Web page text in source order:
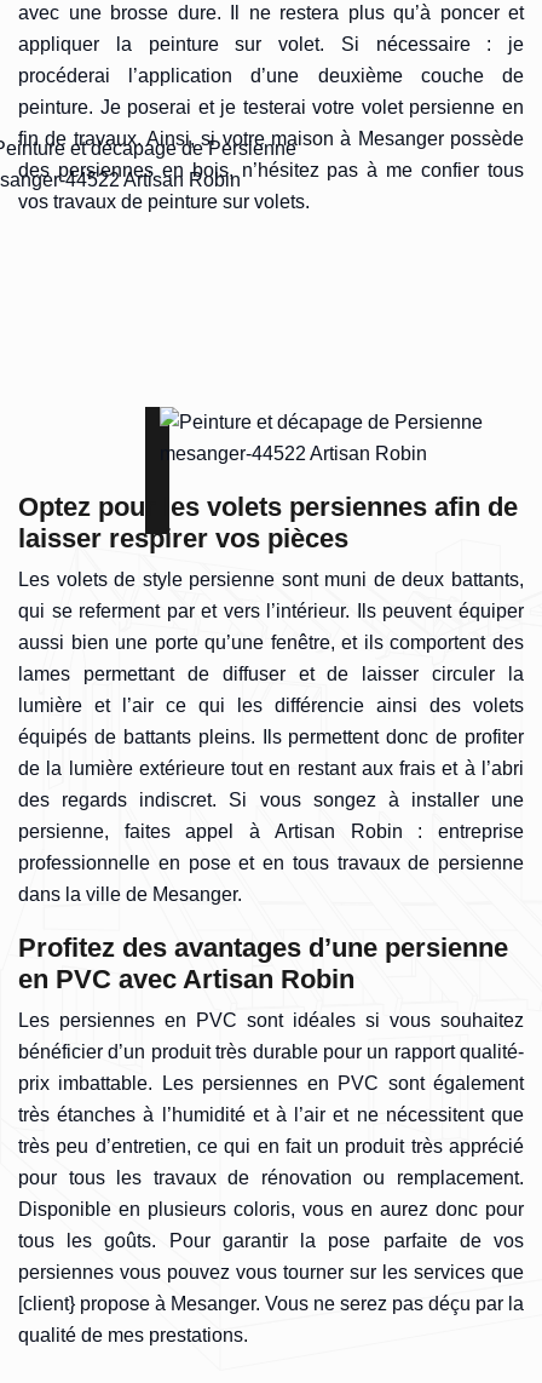
avec une brosse dure. Il ne restera plus qu’à poncer et
appliquer la peinture sur volet. Si nécessaire : je
procéderai l’application d’une deuxième couche de
peinture. Je poserai et je testerai votre volet persienne en
fin de travaux. Ainsi, si votre maison à Mesanger possède
des persiennes en bois, n’hésitez pas à me confier tous
vos travaux de peinture sur volets.
Optez pour les volets persiennes afin de
laisser respirer vos pièces
Les volets de style persienne sont muni de deux battants,
qui se referment par et vers l’intérieur. Ils peuvent équiper
aussi bien une porte qu’une fenêtre, et ils comportent des
lames permettant de diffuser et de laisser circuler la
lumière et l’air ce qui les différencie ainsi des volets
équipés de battants pleins. Ils permettent donc de profiter
de la lumière extérieure tout en restant aux frais et à l’abri
des regards indiscret. Si vous songez à installer une
persienne, faites appel à Artisan Robin : entreprise
professionnelle en pose et en tous travaux de persienne
dans la ville de Mesanger.
Profitez des avantages d’une persienne
en PVC avec Artisan Robin
Les persiennes en PVC sont idéales si vous souhaitez
bénéficier d’un produit très durable pour un rapport qualité-
prix imbattable. Les persiennes en PVC sont également
très étanches à l’humidité et à l’air et ne nécessitent que
très peu d’entretien, ce qui en fait un produit très apprécié
pour tous les travaux de rénovation ou remplacement.
Disponible en plusieurs coloris, vous en aurez donc pour
tous les goûts. Pour garantir la pose parfaite de vos
persiennes vous pouvez vous tourner sur les services que
[client} propose à Mesanger. Vous ne serez pas déçu par la
qualité de mes prestations.